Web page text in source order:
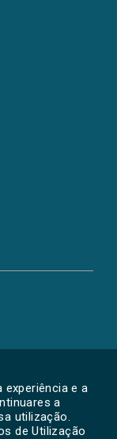
e a
a
utilização.
de Utilização